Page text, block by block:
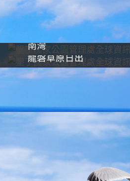
南灣
龍磐草原日出